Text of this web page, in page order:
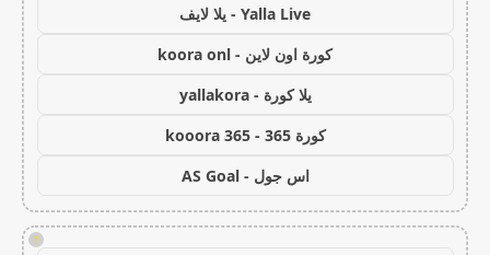
Yalla Live - يلا لايف
كورة اون لاين - koora onl
يلا كورة - yallakora
كورة 365 - kooora 365
اس جول - AS Goal
!